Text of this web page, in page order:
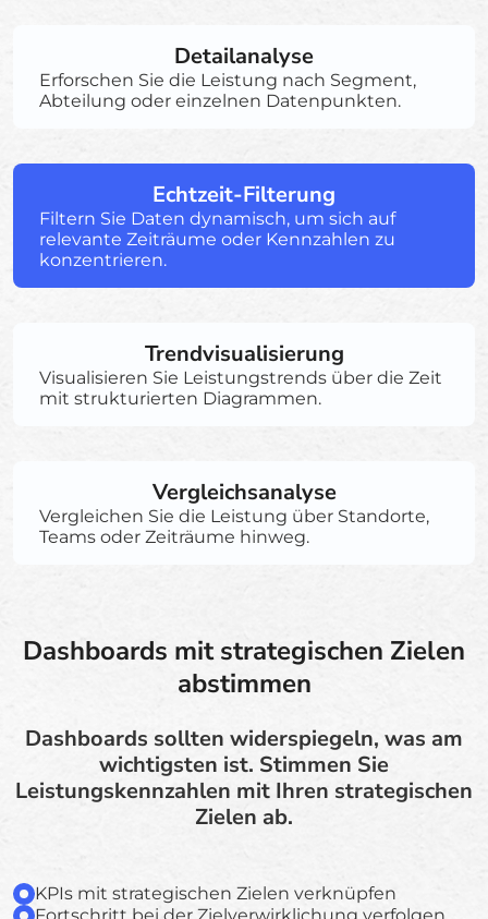
Detailanalyse
Erforschen Sie die Leistung nach Segment,
Abteilung oder einzelnen Datenpunkten.
Echtzeit-Filterung
Filtern Sie Daten dynamisch, um sich auf
relevante Zeiträume oder Kennzahlen zu
konzentrieren.
Trendvisualisierung
Visualisieren Sie Leistungstrends über die Zeit
mit strukturierten Diagrammen.
Vergleichsanalyse
Vergleichen Sie die Leistung über Standorte,
Teams oder Zeiträume hinweg.
Dashboards mit strategischen Zielen
abstimmen
Dashboards sollten widerspiegeln, was am
wichtigsten ist. Stimmen Sie
Leistungskennzahlen mit Ihren strategischen
Zielen ab.
KPIs mit strategischen Zielen verknüpfen